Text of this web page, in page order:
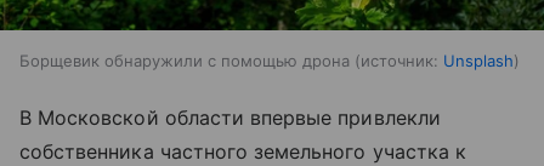
Борщевик обнаружили с помощью дрона источник: Unsplash
В Московской области впервые привлекли
собственника частного земельного участка к